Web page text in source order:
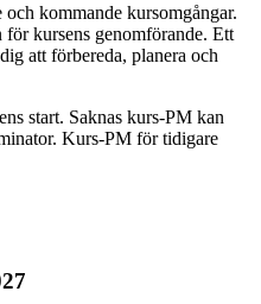
kommande kursomgångar.
kursens genomförande. Ett
att förbereda, planera och
start. Saknas kurs-PM kan
Kurs-PM för tidigare